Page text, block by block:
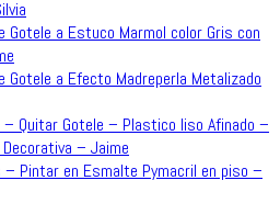
Gotele a Estuco Marmol color Gris con
Gotele a Efecto Madreperla Metalizado
Quitar Gotele – Plastico liso Afinado –
– Jaime
– Pintar en Esmalte Pymacril en piso –